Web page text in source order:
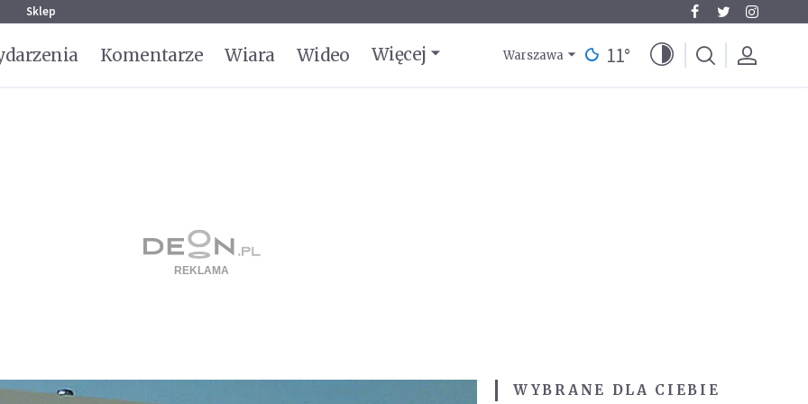
Sklep
Komentarze Wiara Wideo Więcej Warszawa 11°
WYBRANE DLA CIEBIE